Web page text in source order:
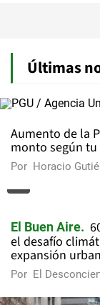
Últimas
Aumento de la
monto según tu
Por Horacio
El Buen Aire
el desafío
expansión
Por El